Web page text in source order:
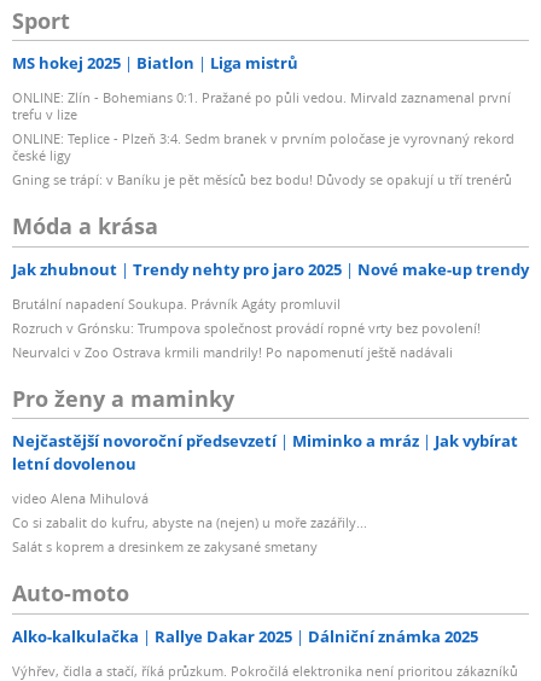
Sport
MS hokej 2025 Biatlon Liga mistrů
ONLINE: Zlín - Bohemians 0:1. Pražané po půli vedou. Mirvald zaznamenal první
trefu v lize
ONLINE: Teplice - Plzeň 3:4. Sedm branek v prvním poločase je vyrovnaný rekord
české ligy
Gning se trápí: v Baníku je pět měsíců bez bodu! Důvody se opakují u tří trenérů
Móda a krása
Jak zhubnout Trendy nehty pro jaro 2025 Nové make-up trendy
Brutální napadení Soukupa. Právník Agáty promluvil
Rozruch v Grónsku: Trumpova společnost provádí ropné vrty bez povolení!
Neurvalci v Zoo Ostrava krmili mandrily! Po napomenutí ještě nadávali
Pro ženy a maminky
Nejčastější novoroční předsevzetí Miminko a mráz
Jak vybírat
letní dovolenou
video Alena Mihulová
Co si zabalit do kufru, abyste na (nejen) u moře zazářily...
Salát s koprem a dresinkem ze zakysané smetany
Auto-moto
Alko-kalkulačka Rallye Dakar 2025 Dálniční známka 2025
Výhřev, čidla a stačí, říká průzkum. Pokročilá elektronika není prioritou zákazníků